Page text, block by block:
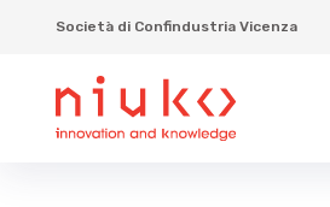
Società di Confindustria Vicenza